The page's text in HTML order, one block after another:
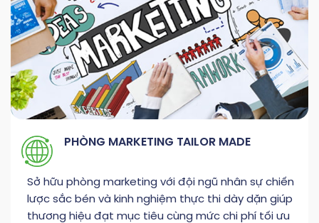
PHÒNG MARKETING TAILOR MADE
Sở hữu phòng marketing với đội ngũ nhân sự chiến
lược sắc bén và kinh nghiệm thực thi dày dặn giúp
thương hiệu đạt mục tiêu cùng mức chi phí tối ưu